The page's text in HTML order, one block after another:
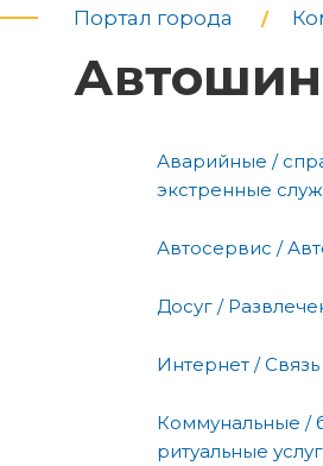
Портал города
Аварийные /
экстренные
Автосервис /
Досуг /
Интернет / Связь
Коммунальные /
ритуальные